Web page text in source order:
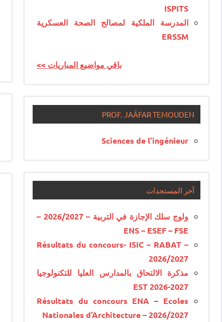
ISPITS
المدرسة الملكية لمصالح الصحة العسكرية
ERSSM
<< باقي مواضيع المباريات
PROF. JAÂFAR TEMOUDEN
Sciences de l’ingénieur
آخر المستجدات
ولوج سلك الإجازة في التربية – 2026/2027 –
ENS – ESEF – FSE
Résultats du concours- ISIC – RABAT –
2026/2027
مذكرة الالتحاق بالمدارس العليا للتكنولوجيا
EST 2026-2027
Résultats du concours ENA – Ecoles
Nationales d’Architecture – 2026/2027